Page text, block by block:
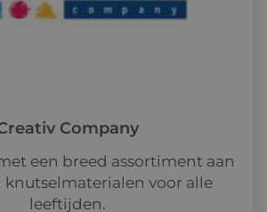
Company
een breed assortiment aan
knutselmaterialen voor alle
leeftijden.